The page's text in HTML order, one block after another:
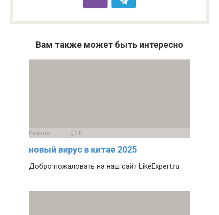
Вам также может быть интересно
Разное 0
новый вирус в китае 2025
Добро пожаловать на наш сайт LikeExpert.ru